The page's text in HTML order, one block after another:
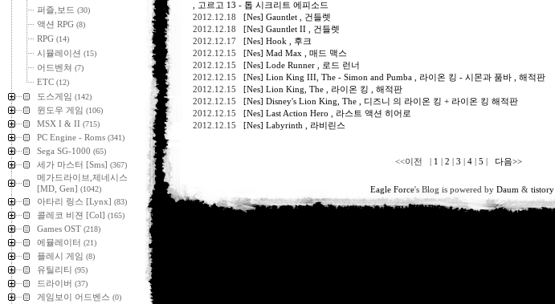
퍼즐,보드 (30)
액션 RPG (8)
RPG (14)
시뮬레이션 (15)
어드벤쳐 (7)
ETC (12)
도스게임 (142)
윈도우 게임 (106)
MSX I & II (715)
PC Engine - Roms (341)
Sega SG-1000 (65)
세가 마스터 [Sms] (367)
메가드라이브,제네시스
[MD, Gen] (1042)
아타리 링스 [Lynx] (83)
콜레코 비젼 [Col] (165)
Games OST (218)
에뮬레이터 (21)
플레시 게임 (8)
유틸리티 (95)
드라이버 (37)
게임보이 어드벤스 (0)
, 고르고 13 - 톱 시크리트 에피소드
2012.12.18 [Nes] Gauntlet , 건들렛
2012.12.18 [Nes] Gauntlet II , 건들렛
2012.12.17 [Nes] Hook , 후크
2012.12.15 [Nes] Mad Max , 매드 맥스
2012.12.15 [Nes] Lode Runner , 로드 런너
2012.12.15 [Nes] Lion King III, The - Simon and Pumba , 라이온 킹 - 시몬과 품바 , 해적판
2012.12.15 [Nes] Lion King, The , 라이온 킹 , 해적판
2012.12.15 [Nes] Disney's Lion King, The , 디즈니 의 라이온 킹 + 라이온 킹 해적판
2012.12.15 [Nes] Last Action Hero , 라스트 액션 히어로
2012.12.15 [Nes] Labyrinth , 라비린스
<<이전 | 1 | 2 | 3 | 4 | 5 | 다음>>
Eagle Force's Blog is powered by Daum & tistory